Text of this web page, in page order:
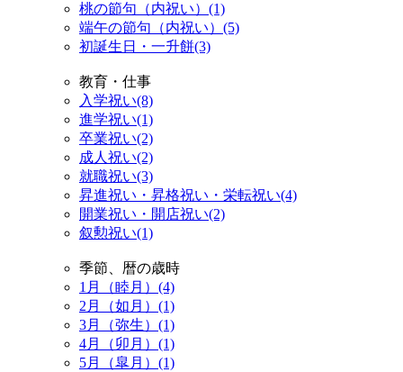
桃の節句（内祝い）(1)
端午の節句（内祝い）(5)
初誕生日・一升餅(3)
教育・仕事
入学祝い(8)
進学祝い(1)
卒業祝い(2)
成人祝い(2)
就職祝い(3)
昇進祝い・昇格祝い・栄転祝い(4)
開業祝い・開店祝い(2)
叙勲祝い(1)
季節、暦の歳時
1月（睦月）(4)
2月（如月）(1)
3月（弥生）(1)
4月（卯月）(1)
5月（皐月）(1)